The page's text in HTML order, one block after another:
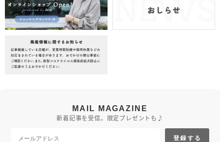
MAIL MAGAZINE
新着記事を受信。限定プレゼントも♪
登録する